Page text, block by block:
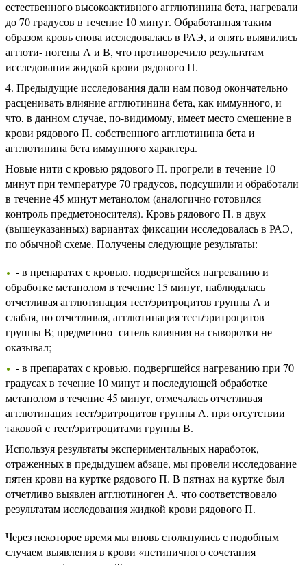
естественного высокоактивного агглютинина бета, нагревали
до 70 градусов в течение 10 минут. Обработанная таким
образом кровь снова исследовалась в РАЭ, и опять выявились
аггюти- ногены А и В, что противоречило результатам
исследования жидкой крови рядового П.
Предыдущие исследования дали нам повод окончательно
расценивать влияние агглютинина бета, как иммунного, и
что, в данном случае, по-видимому, имеет место смешение в
крови рядового П. собственного агглютинина бета и
агглютинина бета иммунного характера.
Новые нити с кровью рядового П. прогрели в течение 10
минут при температуре 70 градусов, подсушили и обработали
в течение 45 минут метанолом (аналогично готовился
контроль предметоносителя). Кровь рядового П. в двух
(вышеуказанных) вариантах фиксации исследовалась в РАЭ,
по обычной схеме. Получены следующие результаты:
- в препаратах с кровью, подвергшейся нагреванию и
обработке метанолом в течение 15 минут, наблюдалась
отчетливая агглютинация тест/эритроцитов группы А и
слабая, но отчетливая, агглютинация тест/эритроцитов
группы В; предметоно- ситель влияния на сыворотки не
оказывал;
- в препаратах с кровью, подвергшейся нагреванию при 70
градусах в течение 10 минут и последующей обработке
метанолом в течение 45 минут, отмечалась отчетливая
агглютинация тест/эритроцитов группы А, при отсутствии
таковой с тест/эритроцитами группы В.
Используя результаты экспериментальных наработок,
отраженных в предыдущем абзаце, мы провели исследование
пятен крови на куртке рядового П. В пятнах на куртке был
отчетливо выявлен агглютиноген А, что соответствовало
результатам исследования жидкой крови рядового П.
Через некоторое время мы вновь столкнулись с подобным
случаем выявления в крови «нетипичного сочетания